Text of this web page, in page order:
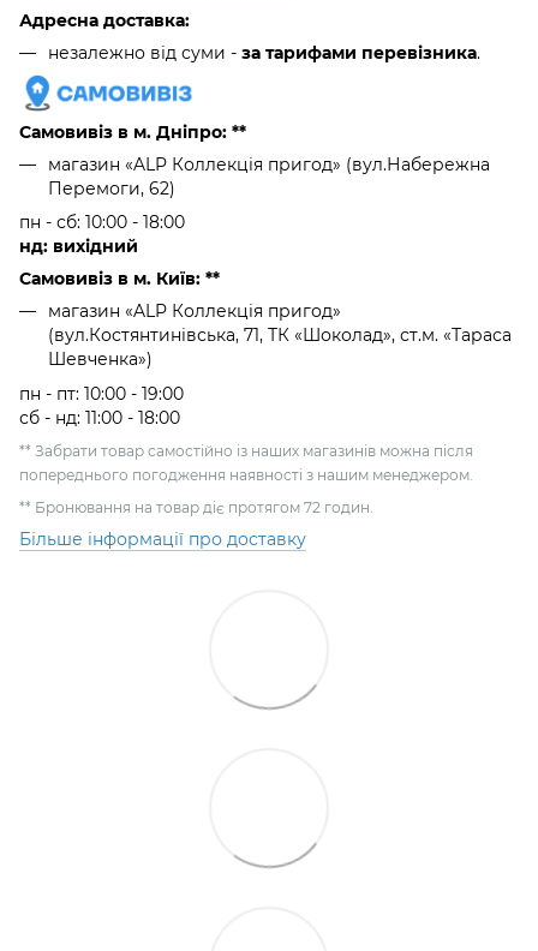
Адресна доставка:
незалежно від суми - за тарифами перевізника.
Самовивіз в м. Дніпро: **
магазин «ALP Коллекція пригод» (вул.Набережна
Перемоги, 62)
пн - сб: 10:00 - 18:00
нд: вихідний
Самовивіз в м. Київ: **
магазин «ALP Коллекція пригод»
(вул.Костянтинівська, 71, ТК «Шоколад», ст.м. «Тараса
Шевченка»)
пн - пт: 10:00 - 19:00
сб - нд: 11:00 - 18:00
** Забрати товар самостійно із наших магазинів можна після
попереднього погодження наявності з нашим менеджером.
** Бронювання на товар діє протягом 72 годин.
Більше інформації про доставку